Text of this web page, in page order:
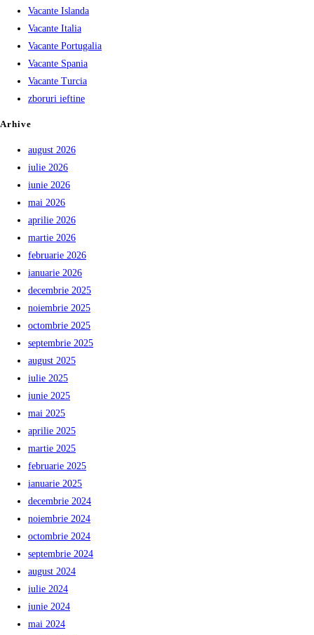
Vacante Islanda
Vacante Italia
Vacante Portugalia
Vacante Spania
Vacante Turcia
zboruri ieftine
Arhive
august 2026
iulie 2026
iunie 2026
mai 2026
aprilie 2026
martie 2026
februarie 2026
ianuarie 2026
decembrie 2025
noiembrie 2025
octombrie 2025
septembrie 2025
august 2025
iulie 2025
iunie 2025
mai 2025
aprilie 2025
martie 2025
februarie 2025
ianuarie 2025
decembrie 2024
noiembrie 2024
octombrie 2024
septembrie 2024
august 2024
iulie 2024
iunie 2024
mai 2024